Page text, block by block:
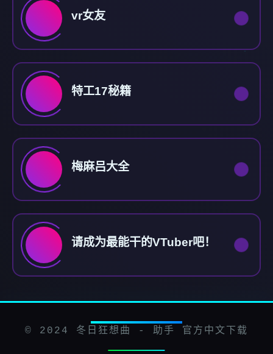
vr女友
特工17秘籍
梅麻吕大全
请成为最能干的VTuber吧！
© 2024 冬日狂想曲 - 助手 官方中文下载